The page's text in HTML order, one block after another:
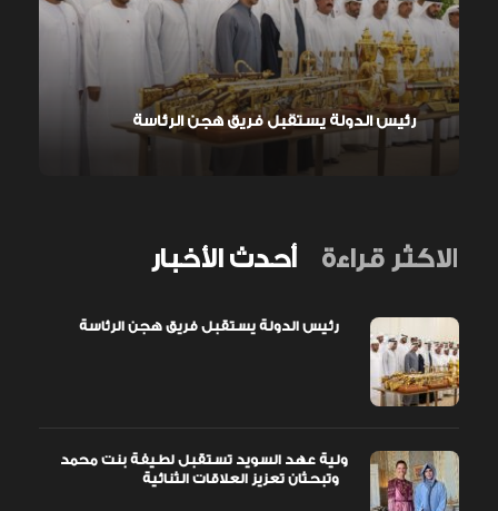
رئيس الدولة يستقبل فريق هجن الرئاسة
أحدث الأخبار الاكثر قراءة
ولية عهد السويد تستقبل لطيفة بنت محمد